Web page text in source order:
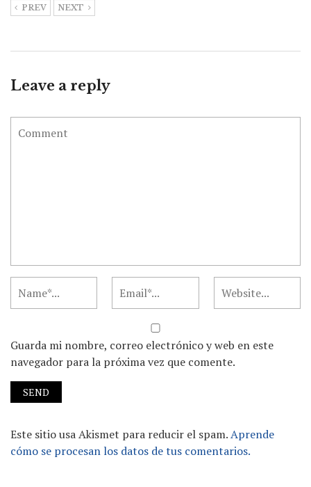
PREV NEXT
Leave a reply
Guarda mi nombre, correo electrónico y web en este
navegador para la próxima vez que comente.
Este sitio usa Akismet para reducir el spam.Aprende
cómo se procesan los datos de tus comentarios.